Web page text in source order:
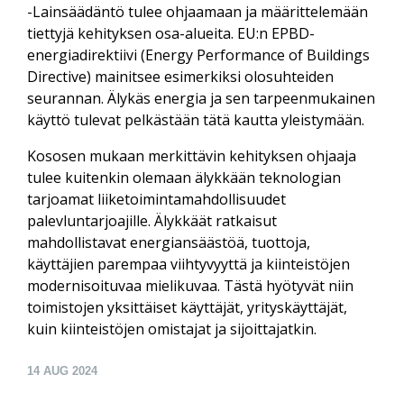
-Lainsäädäntö tulee ohjaamaan ja määrittelemään
tiettyjä kehityksen osa-alueita. EU:n EPBD-
energiadirektiivi (Energy Performance of Buildings
Directive) mainitsee esimerkiksi olosuhteiden
seurannan. Älykäs energia ja sen tarpeenmukainen
käyttö tulevat pelkästään tätä kautta yleistymään.
Kososen mukaan merkittävin kehityksen ohjaaja
tulee kuitenkin olemaan älykkään teknologian
tarjoamat liiketoimintamahdollisuudet
palevluntarjoajille. Älykkäät ratkaisut
mahdollistavat energiansäästöä, tuottoja,
käyttäjien parempaa viihtyvyyttä ja kiinteistöjen
modernisoituvaa mielikuvaa. Tästä hyötyvät niin
toimistojen yksittäiset käyttäjät, yrityskäyttäjät,
kuin kiinteistöjen omistajat ja sijoittajatkin.
14 AUG 2024